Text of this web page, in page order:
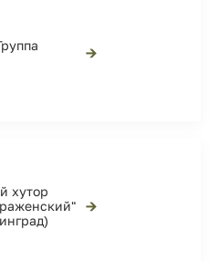
→
хутор
→